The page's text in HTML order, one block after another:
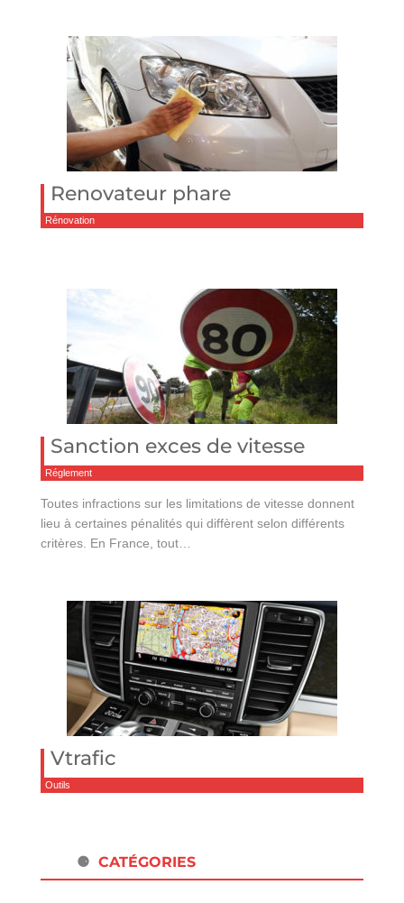
Renovateur phare
Rénovation
Sanction exces de vitesse
Réglement
Toutes infractions sur les limitations de vitesse donnent
lieu à certaines pénalités qui diffèrent selon différents
critères. En France, tout…
Vtrafic
Outils
CATÉGORIES